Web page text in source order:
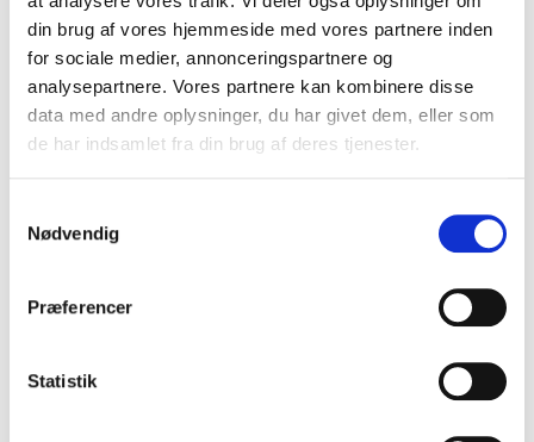
din brug af vores hjemmeside med vores partnere inden
for sociale medier, annonceringspartnere og
analysepartnere. Vores partnere kan kombinere disse
data med andre oplysninger, du har givet dem, eller som
de har indsamlet fra din brug af deres tjenester.
Nødvendig
Præferencer
Statistik
Carhartt
SEK 2.873,75 m. moms
SEK 2.299,00 u. moms
Välj alternativ
Carhartt
SEK 2.623,75m. moms
SEK 2.099,00u. moms
Välj alternativ